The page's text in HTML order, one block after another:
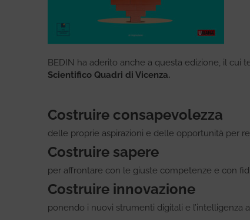
BEDIN ha aderito anche a questa edizione, il cui
Scientifico Quadri di Vicenza.
Costruire consapevolezza
delle proprie aspirazioni e delle opportunità per
Costruire sapere
per affrontare con le giuste competenze e con
Costruire innovazione
ponendo i nuovi strumenti digitali e l’intelligenza